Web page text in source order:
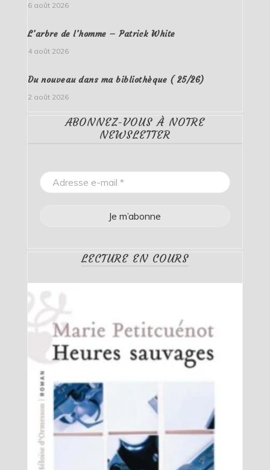
6 août 2026
L’arbre de l’homme – Patrick White
4 août 2026
Du nouveau dans ma bibliothèque ( 25/26)
2 août 2026
ABONNEZ-VOUS À NOTRE
NEWSLETTER
LECTURE EN COURS